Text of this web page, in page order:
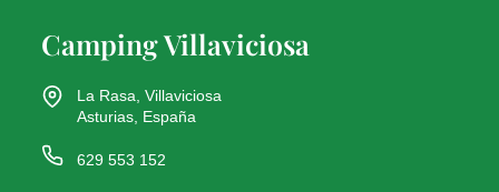
Camping Villaviciosa
La Rasa, Villaviciosa
Asturias, España
629 553 152